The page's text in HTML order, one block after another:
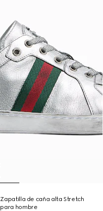
Zapatilla de caña alta Stretch
para hombre